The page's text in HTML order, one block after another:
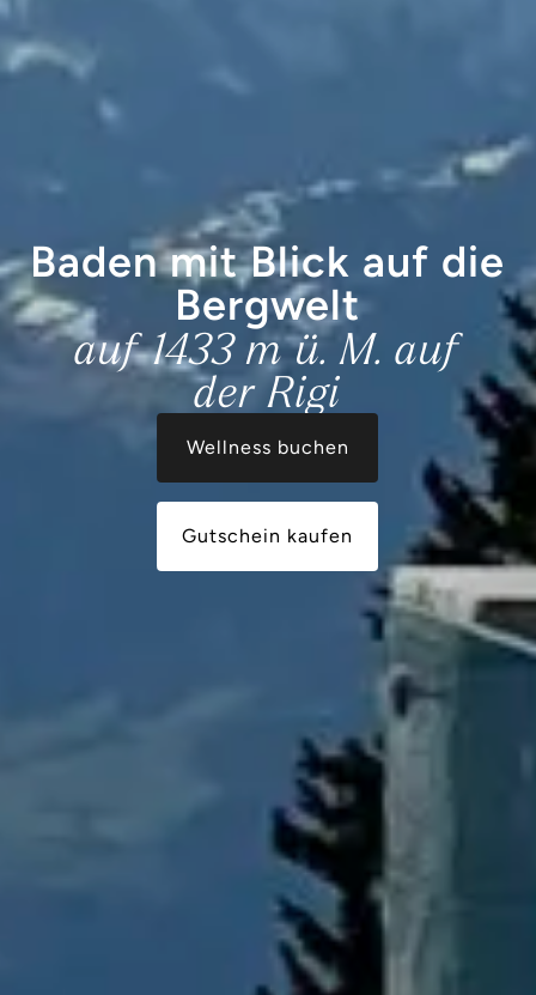
Baden mit Blick auf die
Bergwelt
auf 1433 m ü. M. auf
der Rigi
Wellness buchen
Gutschein kaufen